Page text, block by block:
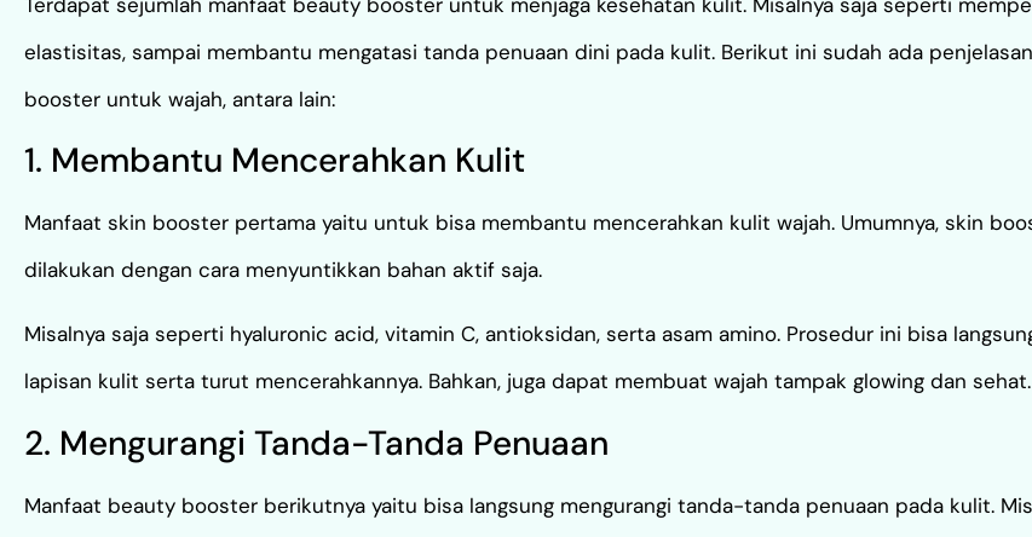
elastisitas, sampai membantu mengatasi tanda penuaan dini pada kulit. Berikut ini sudah ada
booster untuk wajah, antara lain:
1. Membantu Mencerahkan Kulit
Manfaat skin booster pertama yaitu untuk bisa membantu mencerahkan kulit wajah. Umumnya, skin
dilakukan dengan cara menyuntikkan bahan aktif saja.
Misalnya saja seperti hyaluronic acid, vitamin C, antioksidan, serta asam amino. Prosedur ini bisa
lapisan kulit serta turut mencerahkannya. Bahkan, juga dapat membuat wajah tampak glowing dan sehat.
2. Mengurangi Tanda-Tanda Penuaan
Manfaat beauty booster berikutnya yaitu bisa langsung mengurangi tanda-tanda penuaan pada kulit.